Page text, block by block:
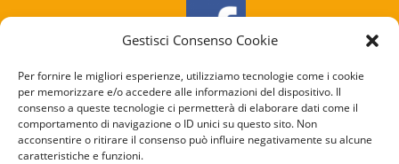
Gestisci Consenso Cookie
Per fornire le migliori esperienze, utilizziamo tecnologie come i cookie
per memorizzare e/o accedere alle informazioni del dispositivo. Il
consenso a queste tecnologie ci permetterà di elaborare dati come il
comportamento di navigazione o ID unici su questo sito. Non
acconsentire o ritirare il consenso può influire negativamente su alcune
caratteristiche e funzioni.